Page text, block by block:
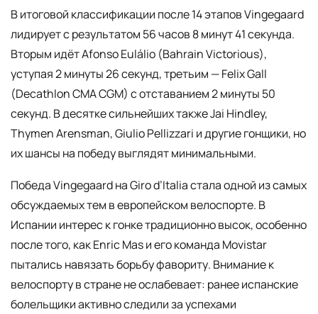
В итоговой классификации после 14 этапов Vingegaard
лидирует с результатом 56 часов 8 минут 41 секунда.
Вторым идёт Afonso Eulálio (Bahrain Victorious),
уступая 2 минуты 26 секунд, третьим — Felix Gall
(Decathlon CMA CGM) с отставанием 2 минуты 50
секунд. В десятке сильнейших также Jai Hindley,
Thymen Arensman, Giulio Pellizzari и другие гонщики, но
их шансы на победу выглядят минимальными.
Победа Vingegaard на Giro d’Italia стала одной из самых
обсуждаемых тем в европейском велоспорте. В
Испании интерес к гонке традиционно высок, особенно
после того, как Enric Mas и его команда Movistar
пытались навязать борьбу фавориту. Внимание к
велоспорту в стране не ослабевает: ранее испанские
болельщики активно следили за успехами